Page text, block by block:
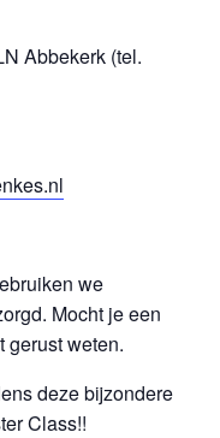
Abbekerk (tel.
we
Mocht je een
gerust weten.
deze bijzondere
Class!!